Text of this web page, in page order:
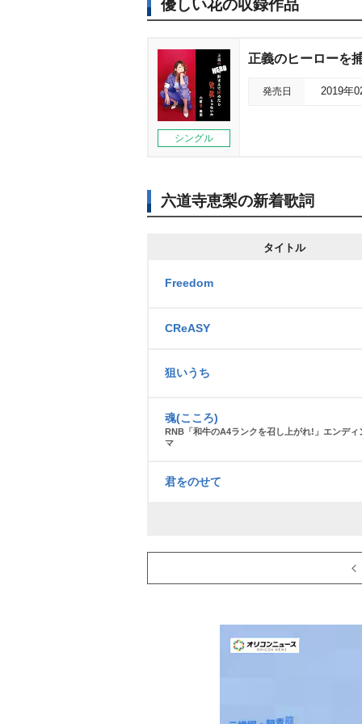
優しい花の収録作品
シングル
正義のヒーローを
発売日 2019年
六道寺恵梨の新着歌詞
タイトル
Freedom
CReASY
狙いうち
魂(こころ)
RNB「和牛のA4ランクを召し上がれ!」エンディ
マ
君をのせて